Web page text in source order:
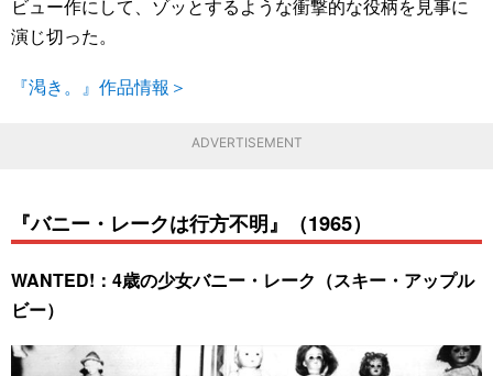
ビュー作にして、ゾッとするような衝撃的な役柄を見事に
演じ切った。
『渇き。』作品情報＞
ADVERTISEMENT
『バニー・レークは行方不明』（1965）
WANTED!：4歳の少女バニー・レーク（スキー・アップル
ビー）